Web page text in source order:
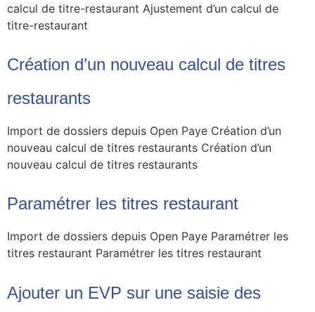
calcul de titre-restaurant Ajustement d’un calcul de
titre-restaurant
Création d’un nouveau calcul de titres
restaurants
Import de dossiers depuis Open Paye Création d’un
nouveau calcul de titres restaurants Création d’un
nouveau calcul de titres restaurants
Paramétrer les titres restaurant
Import de dossiers depuis Open Paye Paramétrer les
titres restaurant Paramétrer les titres restaurant
Ajouter un EVP sur une saisie des